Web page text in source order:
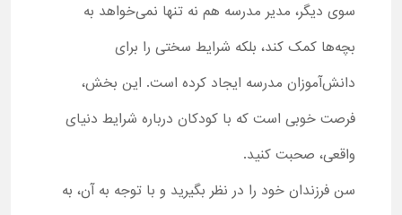
سوی دیگر، مدیر مدرسه هم نه تنها نمی‌خواهد به
بچه‌ها کمک کند، بلکه شرایط سختی را برای
دانش‌آموزان مدرسه ایجاد کرده است. این بخش،
فرصت خوبی است که با کودکان درباره شرایط دنیای
واقعی، صحبت کنید.
سن فرزندان خود را در نظر بگیرید و با توجه به آن، به